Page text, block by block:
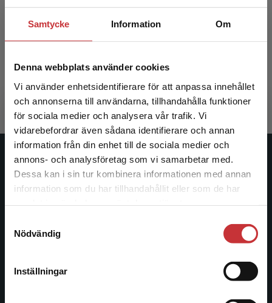
Samtycke Information Om
Denna webbplats använder cookies
Vi använder enhetsidentifierare för att anpassa innehållet
och annonserna till användarna, tillhandahålla funktioner
för sociala medier och analysera vår trafik. Vi
vidarebefordrar även sådana identifierare och annan
information från din enhet till de sociala medier och
annons- och analysföretag som vi samarbetar med.
Dessa kan i sin tur kombinera informationen med annan
information som du har tillhandahållit eller som de har
Nödvändig
Inställningar
Begränsad fraktregion
Det verkar som att du besöker
studentlitteratur.se via en enhet utanför Sverige.
Vi erbjuder inte leveranser utanför Sverige. För
att kunna slutföra ett köp måste
Health literacy
Exkl. moms: 371 kr
Studentlitteratur
Studentlitteratur grundades 1963 och är idag Sveriges
ledande utbildningsförlag. Med läromedel, kurslitteratur,
informationstjänster i utbudet, finns Studentlitteratur med